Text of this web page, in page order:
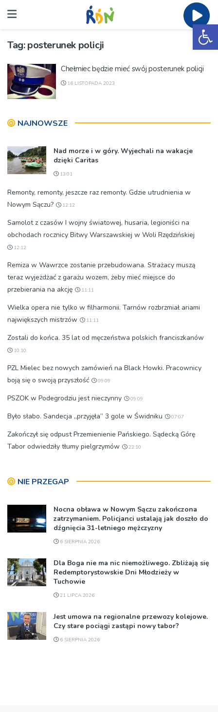
Tag:posterunek policji
Chełmiec będzie mieć swój posterunek policji
16 LISTOPADA 2023
NAJNOWSZE
Nad morze i w góry. Wyjechali na wakacje
dzięki Caritas
13:01
Remonty, remonty, jeszcze raz remonty. Gdzie utrudnienia w
Nowym Sączu?
12:12
Samolot z czasów I wojny światowej, husaria, legioniści na
obchodach rocznicy Bitwy Warszawskiej w Woli Rzędzińskiej
12:12
Remiza w Wawrzce zostanie przebudowana. Strażacy muszą
teraz wyjeżdżać z garażu wozem, żeby mieć miejsce do
przebierania na akcję
11:11
Wielka opera nie tylko w filharmonii. Tarnów rozbrzmiał ariami
największych mistrzów
11:11
Zostali do końca. 35 lat od męczeństwa polskich franciszkanów
10:10
PZL Mielec bez nowych zamówień na Black Howki. Pracownicy
boją się o swoją przyszłość
09:09
PSZOK w Podegrodziu jest nieczynny 09:09
Było słabo. Sandecja „przyjęła” 3 gole w Świdniku 07:07
Zakończył się odpust Przemienienie Pańskiego. Sądecką Górę
Tabor odwiedziły tłumy pielgrzymów
22:10
NIE PRZEGAP
Nocna obława w Nowym Sączu zakończona
zatrzymaniem. Policjanci ustalają jak doszło do
dźgnięcia 31-letniego mężczyzny
6 SIERPNIA 2026
Dla Boga nie ma nic niemożliwego. Zbliżają się
Redemptorystowskie Dni Młodzieży w
Tuchowie
21 LIPCA 2026
Jest umowa na regionalne przewozy kolejowe.
Czy stare pociągi zastąpi nowy tabor?
6 SIERPNIA 2026